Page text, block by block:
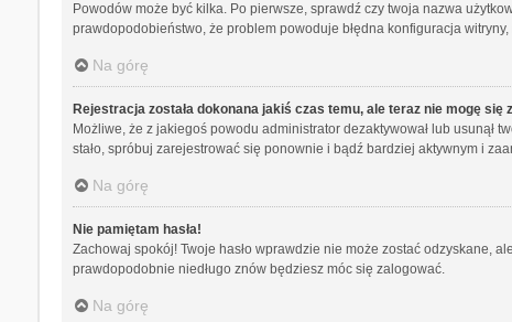
Powodów może być kilka. Po pierwsze, sprawdź czy twoja nazwa
prawdopodobieństwo, że problem powoduje błędna konfiguracja
Na górę
Rejestracja została dokonana jakiś czas temu, ale teraz nie mogę się
Możliwe, że z jakiegoś powodu administrator dezaktywował lub usunął
stało, spróbuj zarejestrować się ponownie i bądź bardziej aktywnym i
Na górę
Nie pamiętam hasła!
Zachowaj spokój! Twoje hasło wprawdzie nie może zostać odzyskane,
prawdopodobnie niedługo znów będziesz móc się zalogować.
Na górę